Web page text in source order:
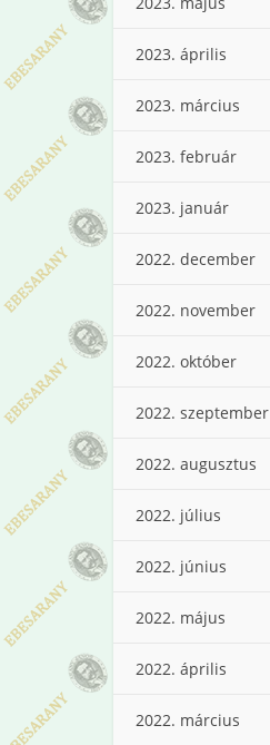
2023. április
2023. március
2023. február
2023. január
2022. december
2022. november
2022. október
2022. szeptember
2022. augusztus
2022. július
2022. június
2022. május
2022. április
2022. március